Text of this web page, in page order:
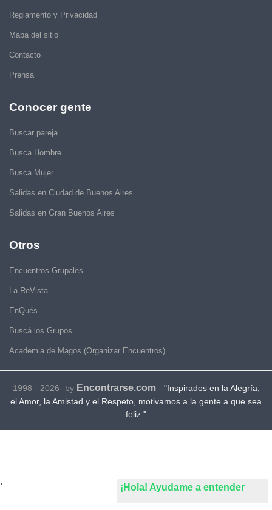
¡Hola! Ayudame a entender
Reglamento y Privacidad
Mapa del sitio
Contacto
Prensa
Conocer gente
Buscar pareja
Busca Hombre
Busca Mujer
Salidas en Ciudad de Buenos Aires
Salidas en Gran Buenos Aires
Otros
Encuentros Grupales
La ReVista
EnQués
Buscá los Grupos
Academia de Magos (Organizar Encuentros)
1998 - 2026- by Encontrarse.com- "Inspirados en la Alegría,
el Amor, la Amistad y el Respeto, motivamos a la gente a que sea
feliz."
.